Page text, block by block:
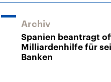
Archiv
Spanien beantragt
Milliardenhilfe für
Banken